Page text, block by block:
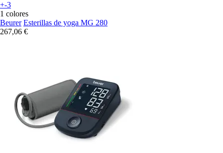
+-3
1 colores
Beurer Esterillas de yoga MG 280
267,06 €